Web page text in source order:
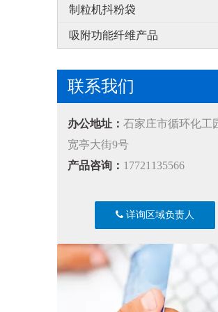
制粒机抖粉袋
吸附功能纤维产品
联系我们
办公地址： 石家庄市循环化工
宽亭大街9号
产品咨询： 17721135566
详询区域负责人